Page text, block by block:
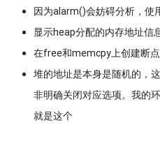
因为alarm()会妨碍分析，使
显示heap分配的内存地址信
在free和memcpy上创建断
堆的地址是本身是随机的，
非明确关闭对应选项。我的
就是这个